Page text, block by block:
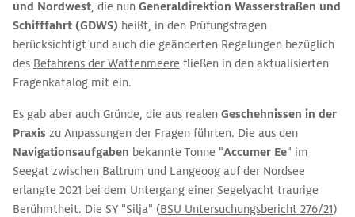
und Nordwest, die nun Generaldirektion Wasserstraßen und
Schifffahrt (GDWS) heißt, in den Prüfungsfragen
berücksichtigt und auch die geänderten Regelungen bezüglich
des Befahrens der Wattenmeere fließen in den aktualisierten
Fragenkatalog mit ein.
Es gab aber auch Gründe, die aus realen Geschehnissen in der
Praxis zu Anpassungen der Fragen führten. Die aus den
Navigationsaufgaben bekannte Tonne "Accumer Ee" im
Seegat zwischen Baltrum und Langeoog auf der Nordsee
erlangte 2021 bei dem Untergang einer Segelyacht traurige
Berühmtheit. Die SY "Silja" (BSU Untersuchungsbericht 276/21)